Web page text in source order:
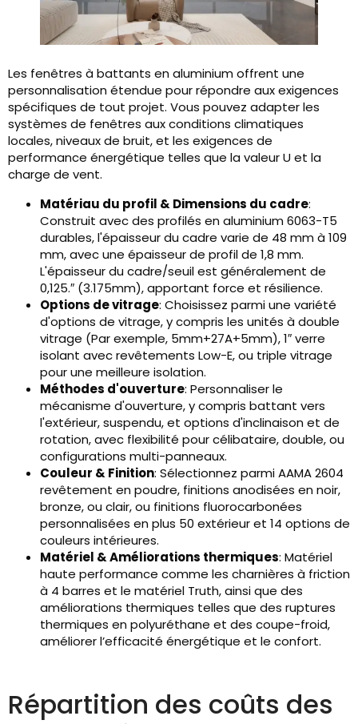
Les fenêtres à battants en aluminium offrent une
personnalisation étendue pour répondre aux exigences
spécifiques de tout projet. Vous pouvez adapter les
systèmes de fenêtres aux conditions climatiques
locales, niveaux de bruit, et les exigences de
performance énergétique telles que la valeur U et la
charge de vent.
Matériau du profil & Dimensions du cadre:
Construit avec des profilés en aluminium 6063-T5
durables, l'épaisseur du cadre varie de 48 mm à 109
mm, avec une épaisseur de profil de 1,8 mm.
L'épaisseur du cadre/seuil est généralement de
0,125.″ (3.175mm), apportant force et résilience.
Options de vitrage: Choisissez parmi une variété
d'options de vitrage, y compris les unités à double
vitrage (Par exemple, 5mm+27A+5mm), 1″ verre
isolant avec revêtements Low-E, ou triple vitrage
pour une meilleure isolation.
Méthodes d'ouverture: Personnaliser le
mécanisme d'ouverture, y compris battant vers
l'extérieur, suspendu, et options d'inclinaison et de
rotation, avec flexibilité pour célibataire, double, ou
configurations multi-panneaux.
Couleur & Finition: Sélectionnez parmi AAMA 2604
revêtement en poudre, finitions anodisées en noir,
bronze, ou clair, ou finitions fluorocarbonées
personnalisées en plus 50 extérieur et 14 options de
couleurs intérieures.
Matériel & Améliorations thermiques: Matériel
haute performance comme les charnières à friction
à 4 barres et le matériel Truth, ainsi que des
améliorations thermiques telles que des ruptures
thermiques en polyuréthane et des coupe-froid,
améliorer l’efficacité énergétique et le confort.
Répartition des coûts des